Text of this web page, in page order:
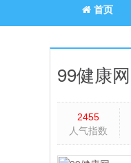
首页
99健康网
2455
人气指数